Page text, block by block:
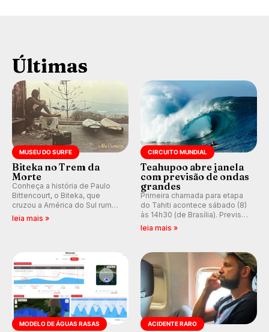
Últimas
MUSEU DO SURFE
Biteka no Trem da
Morte
Conheça a história de Paulo
Bittencourt, o Biteka, que
cruzou a América do Sul rumo
ao Pacífico em uma jornada
leia mais »
CIRCUITO MUNDIAL
Teahupoo abre janela
com previsão de ondas
grandes
Primeira chamada para etapa
do Tahiti acontece sábado (8)
às 14h30 (de Brasília). Previsão
indica swell consistente.
Kelly Slater convidado.
leia mais »
MODELO DE ÁGUAS RASAS ACIDENTE RARO